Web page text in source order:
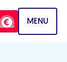
MENU